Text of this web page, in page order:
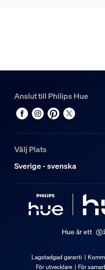
Material
Hållbarhet
Extra funktion/
Dimbar
Dimbar med Hue-app
Anslut till Philips Hue
Välj Plats
Sverige - svenska
Hue är ett
Lagstadgad garanti
För utvecklare
För